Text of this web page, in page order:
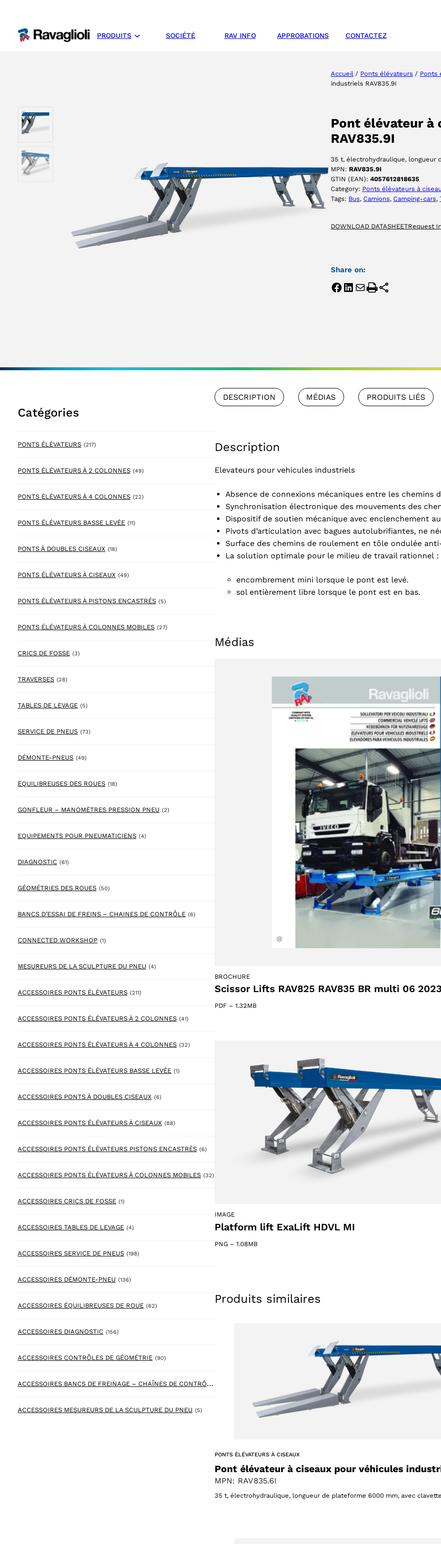
PRODUITS SOCIÉTÉ RAV INFO APPROBATIONS CONTACTEZ
Accueil / Ponts élévateurs / Ponts
industriels RAV835.9I
Pont élévateur à
RAV835.9I
35 t, électrohydraulique, longueur
MPN: RAV835.9I
GTIN (EAN): 4057612818635
Category: Ponts élévateurs à
Tags: Bus, Camions, Camping-cars,
DOWNLOAD DATASHEETRequest
Share on:
Catégories
PONTS ÉLÉVATEURS (217)217 products
PONTS ÉLÉVATEURS À 2 COLONNES (49)49 products
PONTS ÉLÉVATEURS À 4 COLONNES (22)22 products
PONTS ÉLÉVATEURS BASSE LEVÉE (11)11 products
PONTS À DOUBLES CISEAUX (18)18 products
PONTS ÉLÉVATEURS À CISEAUX (49)49 products
PONTS ÉLÉVATEURS À PISTONS ENCASTRÉS (5)5 products
PONTS ÉLÉVATEURS À COLONNES MOBILES (27)27 products
CRICS DE FOSSE (3)3 products
TRAVERSES (28)28 products
TABLES DE LEVAGE (5)5 products
SERVICE DE PNEUS (73)73 products
DÉMONTE-PNEUS (49)49 products
EQUILIBREUSES DES ROUES (18)18 products
GONFLEUR – MANOMÈTRES PRESSION PNEU (2)2 products
EQUIPEMENTS POUR PNEUMATICIENS (4)4 products
DIAGNOSTIC (61)61 products
GÉOMÉTRIES DES ROUES (50)50 products
BANCS D’ESSAI DE FREINS – CHAINES DE CONTRÔLE (6)6 products
CONNECTED WORKSHOP (1)1 product
MESUREURS DE LA SCULPTURE DU PNEU (4)4 products
ACCESSOIRES PONTS ÉLÉVATEURS (211)211 products
ACCESSOIRES PONTS ÉLÉVATEURS À 2 COLONNES (41)41 products
ACCESSOIRES PONTS ÉLÉVATEURS À 4 COLONNES (32)32 products
ACCESSOIRES PONTS ÉLÉVATEURS BASSE LEVÉE (1)1 product
ACCESSOIRES PONTS À DOUBLES CISEAUX (6)6 products
ACCESSOIRES PONTS ÉLÉVATEURS À CISEAUX (88)88 products
ACCESSOIRES PONTS ÉLÉVATEURS PISTONS ENCASTRÉS (6)6 products
ACCESSOIRES PONTS ÉLÉVATEURS À COLONNES MOBILES (32)32 products
ACCESSOIRES CRICS DE FOSSE (1)1 product
ACCESSOIRES TABLES DE LEVAGE (4)4 products
ACCESSOIRES SERVICE DE PNEUS (198)198 products
ACCESSOIRES DÉMONTE-PNEU (136)136 products
ACCESSOIRES ÉQUILIBREUSES DE ROUE (62)62 products
ACCESSOIRES DIAGNOSTIC (156)156 products
ACCESSOIRES CONTRÔLES DE GÉOMÉTRIE (90)90 products
A
CCESSOIRES BANCS DE FREINAGE – CHAÎNES DE CONTRÔLES
ACCESSOIRES MESUREURS DE LA SCULPTURE DU PNEU (5)5 products
DESCRIPTION MÉDIAS PRODUITS LIÉS
Description
Elevateurs pour vehicules industriels
Absence de connexions mécaniques entre les
Synchronisation électronique des mouvements des
Dispositif de soutien mécanique avec enclenchement
Pivots d’articulation avec bagues autolubrifiantes, ne
Surface des chemins de roulement en tôle ondulée
La solution optimale pour le milieu de travail rationnel :
encombrement mini lorsque le pont est levé.
sol entièrement libre lorsque le pont est en bas.
Médias
BROCHURE
Scissor Lifts RAV825 RAV835 BR multi 06
PDF – 1.32MB
IMAGE
Platform lift ExaLift HDVL MI
PNG – 1.08MB
Produits similaires
PONTS ÉLÉVATEURS À CISEAUX
Pont élévateur à ciseaux pour véhicules
MPN: RAV835.6I
35 t, électrohydraulique, longueur de plateforme 6000 mm, avec
Sélectionner une région
Choisissez votre langue
ACCEPTER